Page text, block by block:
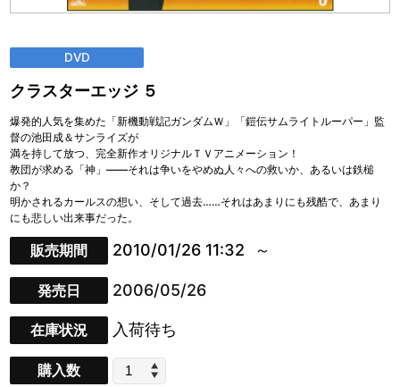
DVD
クラスターエッジ ５
爆発的人気を集めた「新機動戦記ガンダムＷ」「鎧伝サムライトルーパー」監
督の池田成＆サンライズが
満を持して放つ、完全新作オリジナルＴＶアニメーション！
教団が求める「神」――それは争いをやめぬ人々への救いか、あるいは鉄槌
か？
明かされるカールスの想い、そして過去……それはあまりにも残酷で、あまり
にも悲しい出来事だった。
販売期間 2010/01/26 11:32
発売日 2006/05/26
在庫状況 入荷待ち
購入数